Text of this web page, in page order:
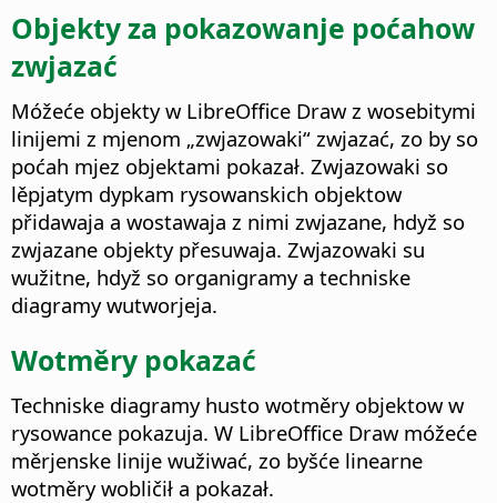
Objekty za pokazowanje poćahow
zwjazać
Móžeće objekty w LibreOffice Draw z wosebitymi
linijemi z mjenom „zwjazowaki“ zwjazać, zo by so
poćah mjez objektami pokazał. Zwjazowaki so
lěpjatym dypkam rysowanskich objektow
přidawaja a wostawaja z nimi zwjazane, hdyž so
zwjazane objekty přesuwaja. Zwjazowaki su
wužitne, hdyž so organigramy a techniske
diagramy wutworjeja.
Wotměry pokazać
Techniske diagramy husto wotměry objektow w
rysowance pokazuja. W LibreOffice Draw móžeće
měrjenske linije wužiwać, zo byšće linearne
wotměry wobličił a pokazał.